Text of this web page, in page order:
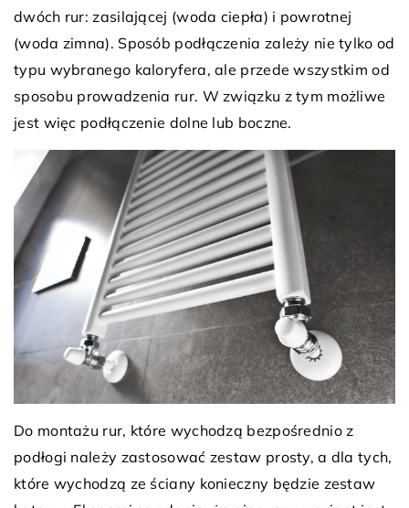
dwóch rur: zasilającej (woda ciepła) i powrotnej
(woda zimna). Sposób podłączenia zależy nie tylko od
typu wybranego kaloryfera, ale przede wszystkim od
sposobu prowadzenia rur. W związku z tym możliwe
jest więc podłączenie dolne lub boczne.
Do montażu rur, które wychodzą bezpośrednio z
podłogi należy zastosować zestaw prosty, a dla tych,
które wychodzą ze ściany konieczny będzie zestaw